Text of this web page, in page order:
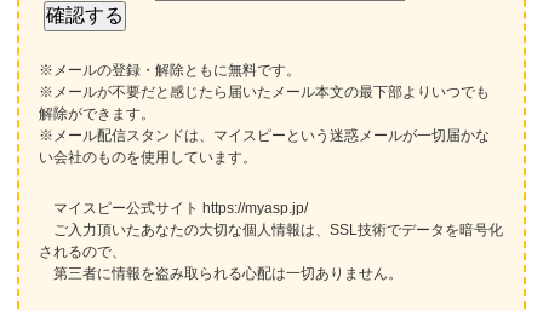
※メールの登録・解除ともに無料です。
※メールが不要だと感じたら届いたメール本文の最下部よりいつでも
解除ができます。
※メール配信スタンドは、マイスピーという迷惑メールが一切届かな
い会社のものを使用しています。
マイスピー公式サイト https://myasp.jp/
ご入力頂いたあなたの大切な個人情報は、SSL技術でデータを暗号化
されるので、
第三者に情報を盗み取られる心配は一切ありません。